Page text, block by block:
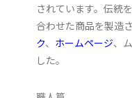
されています。伝統
合わせた商品を製造
ク、 ホームページ、
した。